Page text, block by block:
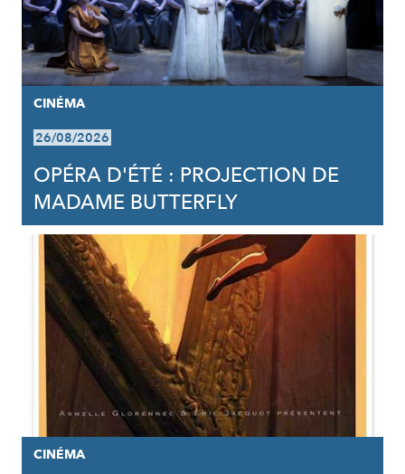
CINÉMA
26/08/2026
OPÉRA D'ÉTÉ : PROJECTION DE
MADAME BUTTERFLY
CINÉMA